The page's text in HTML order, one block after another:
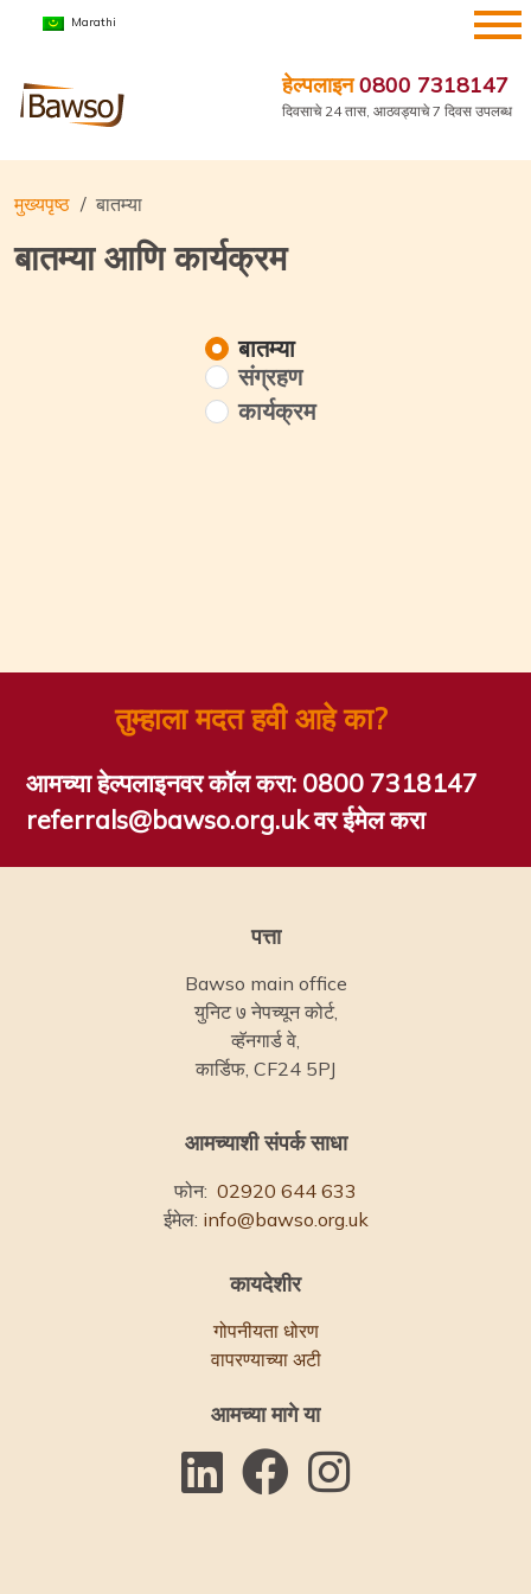
सामग्रीवर Marathi
हेल्पलाइन0800 7318147
दिवसाचे 24 तास, आठवड्याचे 7 दिवस उपलब्ध
मुख्यपृष्ठ बातम्या
बातम्या आणि कार्यक्रम
बातम्या
संग्रहण
कार्यक्रम
तुम्हाला मदत हवी आहे का?
आमच्या हेल्पलाइनवर कॉल करा: 0800 7318147
referrals@bawso.org.uk वर ईमेल करा
पत्ता
Bawso main office
युनिट ७ नेपच्यून कोर्ट,
व्हॅनगार्ड वे,
कार्डिफ, CF24 5PJ
आमच्याशी संपर्क साधा
फोन: 02920 644 633
ईमेल: info@bawso.org.uk
कायदेशीर
गोपनीयता धोरण
वापरण्याच्या अटी
आमच्या मागे या